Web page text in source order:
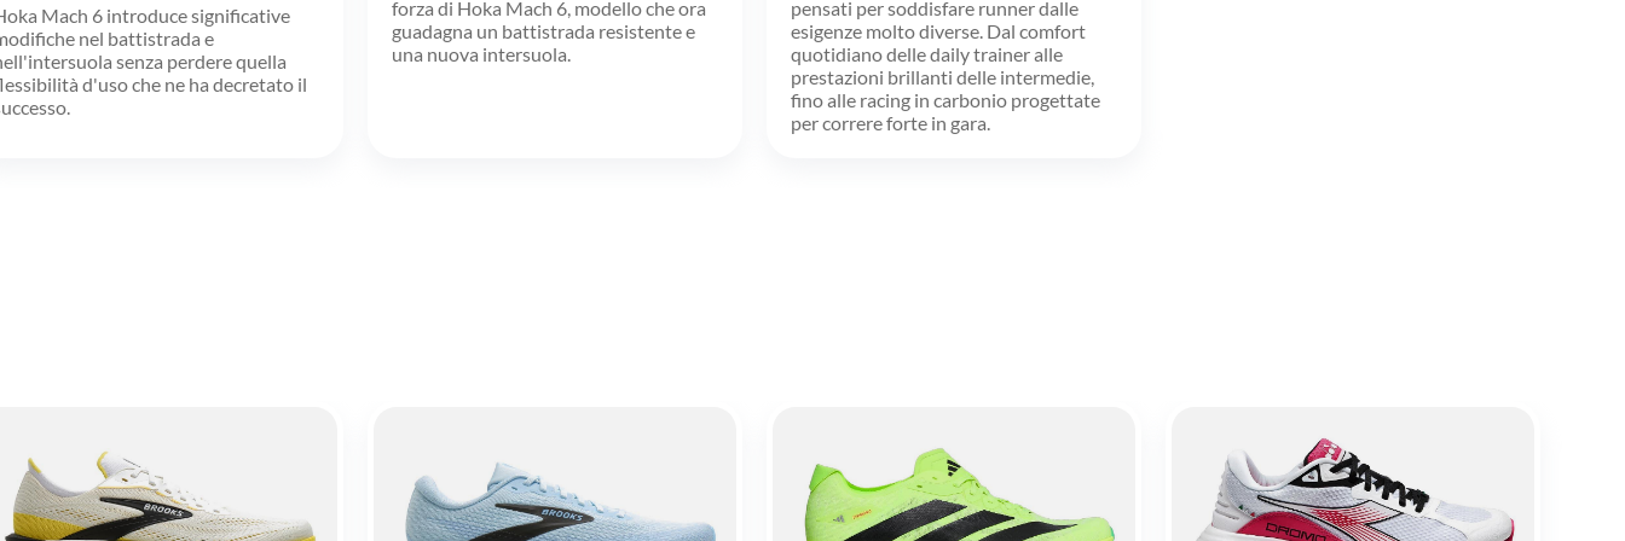
Mach 6 introduce significative
nel battistrada e
senza perdere quella
d'uso che ne ha decretato il
forza di Hoka Mach 6, modello che ora
guadagna un battistrada resistente e
una nuova intersuola.
pensati per soddisfare runner dalle
esigenze molto diverse. Dal comfort
quotidiano delle daily trainer alle
prestazioni brillanti delle intermedie,
fino alle racing in carbonio progettate
per correre forte in gara.